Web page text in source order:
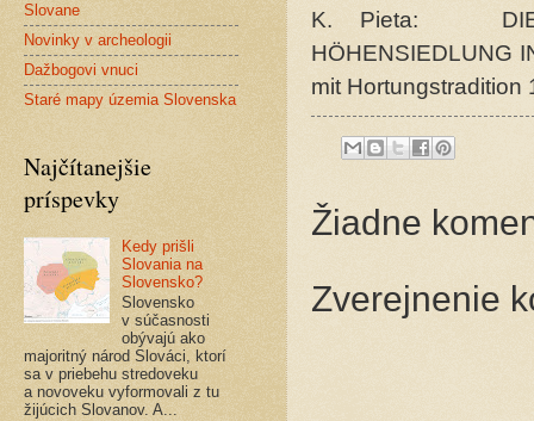
K. Pieta: DIE
HÖHENSIEDLUNG
mit Hortungstradition
Žiadne
Zverejnenie
Slovane
Novinky v archeologii
Dažbogovi vnuci
Staré mapy územia Slovenska
Najčítanejšie
príspevky
Kedy prišli
Slovania na
Slovensko?
Slovensko
v súčasnosti
obývajú ako
majoritný národ Slováci, ktorí
sa v priebehu stredoveku
a novoveku vyformovali z tu
žijúcich Slovanov. A...